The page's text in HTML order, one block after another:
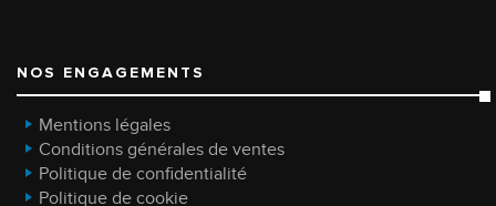
NOS ENGAGEMENTS
Mentions légales
Conditions générales de ventes
Politique de confidentialité
Politique de cookie